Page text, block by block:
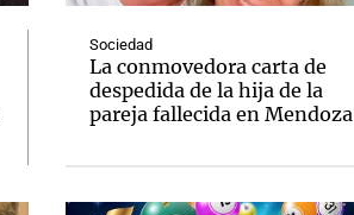
Sociedad
La conmovedora carta de
despedida de la hija de la
pareja fallecida en Mendoza